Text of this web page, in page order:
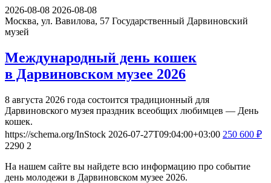
2026-08-08 2026-08-08
Москва, ул. Вавилова, 57 Государственный Дарвиновский
музей
Международный день кошек
в Дарвиновском музее 2026
8 августа 2026 года состоится традиционный для
Дарвиновского музея праздник всеобщих любимцев — День
кошек.
https://schema.org/InStock 2026-07-27T09:04:00+03:00 250 600 ₽
2290 2
На нашем сайте вы найдете всю информацию про событие
день молодежи в Дарвиновском музее 2026.